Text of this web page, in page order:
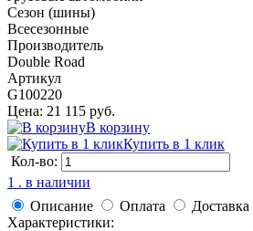
Сезон (шины)
Всесезонные
Производитель
Double Road
Артикул
G100220
Цена: 21 115 руб.
В корзину
Купить в 1 клик
Кол-во:
1 . в наличии
Описание
Оплата Доставка
Характеристики: